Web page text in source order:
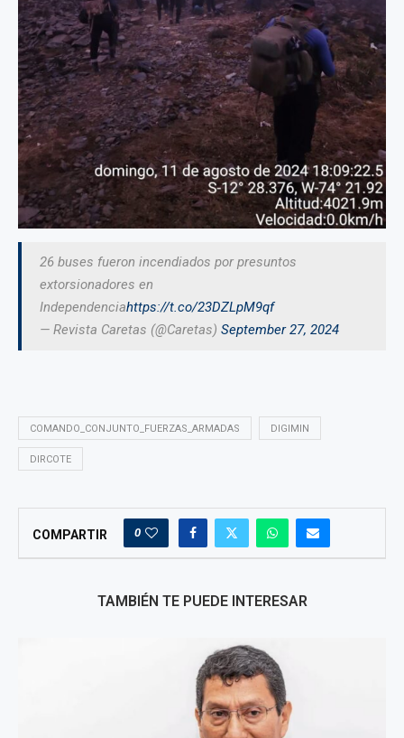
26 buses fueron incendiados por presuntos
extorsionadores en
Independenciahttps://t.co/23DZLpM9qf
— Revista Caretas (@Caretas) September 27, 2024
COMANDO_CONJUNTO_FUERZAS_ARMADAS DIGIMIN
DIRCOTE
COMPARTIR 0
TAMBIÉN TE PUEDE INTERESAR